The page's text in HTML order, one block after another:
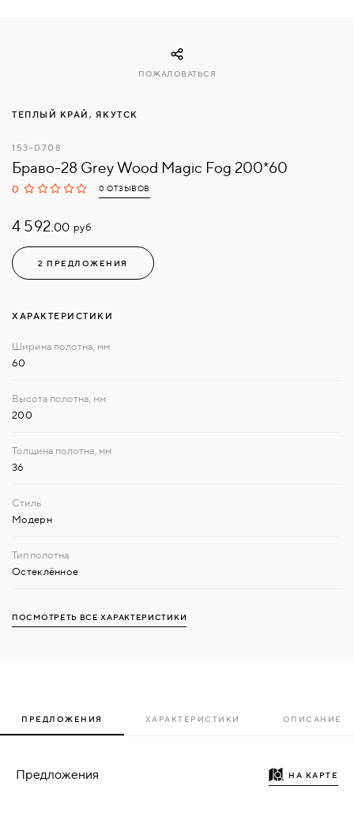
ТЕПЛЫЙ КРАЙ, ЯКУТСК
153-0708
Браво-28 Grey Wood Magic Fog 200*60
0 0 ОТЗЫВОВ
4 592.00 руб
2 ПРЕДЛОЖЕНИЯ
ПОЖАЛОВАТЬСЯ
ХАРАКТЕРИСТИКИ
60
200
36
Модерн
Остеклённое
ПОСМОТРЕТЬ ВСЕ ХАРАКТЕРИСТИКИ
ПРЕДЛОЖЕНИЯ ХАРАКТЕРИСТИКИ ОПИСАНИЕ
Предложения НА КАРТЕ